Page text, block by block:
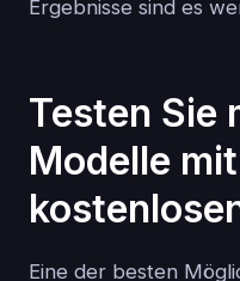
Ergebnisse sind es
Testen Sie
Modelle
Eine der besten